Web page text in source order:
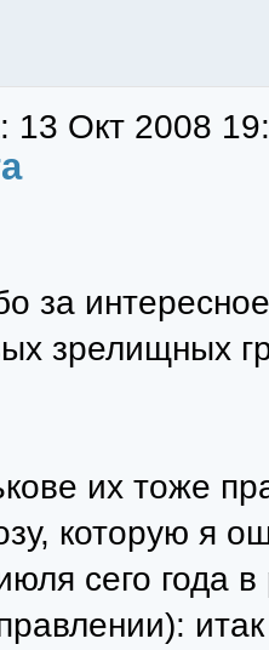
13 Окт 2008
за
зрелищных
их тоже
которую я
сего года